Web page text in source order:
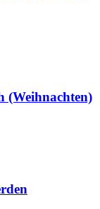
(Weihnachten)